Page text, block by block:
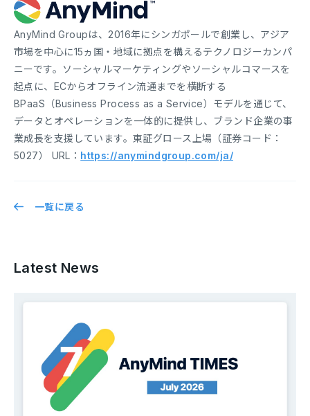
AnyMind Groupは、2016年にシンガポールで創業し、アジア
市場を中心に15ヵ国・地域に拠点を構えるテクノロジーカンパ
ニーです。ソーシャルマーケティングやソーシャルコマースを
起点に、ECからオフライン流通までを横断する
BPaaS（Business Process as a Service）モデルを通じて、
データとオペレーションを一体的に提供し、ブランド企業の事
業成長を支援しています。東証グロース上場（証券コード：
5027） URL： https://anymindgroup.com/ja/
一覧に戻る
Latest News